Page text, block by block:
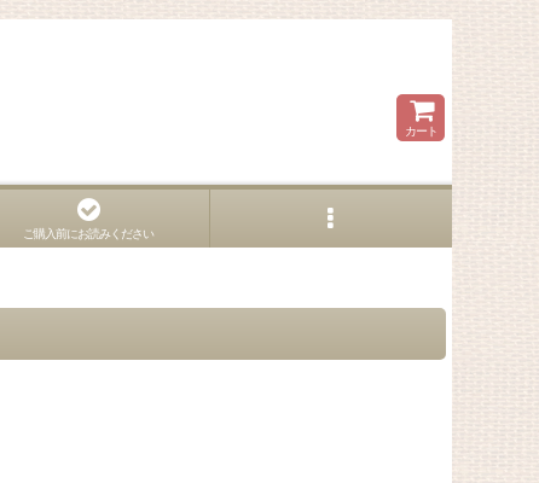
カート
ご購入前にお読みください